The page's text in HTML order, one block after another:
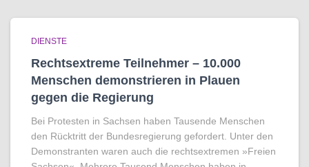
DIENSTE
Rechtsextreme Teilnehmer – 10.000
Menschen demonstrieren in Plauen
gegen die Regierung
Bei Protesten in Sachsen haben Tausende Menschen
den Rücktritt der Bundesregierung gefordert. Unter den
Demonstranten waren auch die rechtsextremen »Freien